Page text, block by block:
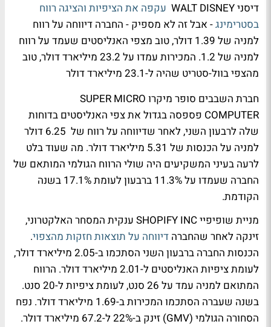
דיסני WALT DISNEY
עקפה את הציפיות והציגה רווח
בסטרימינג- אבל זה לא מספיק - החברה דיווחה על רווח
למניה של 1.39 דולר, טוב מצפי האנליסטים שעמד על רווח
למניה של 1.2. המכירות עמדו על 23.2 מיליארד דולר, טוב
מהצפי בוול-סטריט שהיה ל-23.1 מיליארד דולר
חברת השבבים סופר מיקרו SUPER MICRO
COMPUTER פספסה בגדול את צפי האנליסטים בדוחות
שלה לרבעון השני, לאחר שדיווחה על רווח של 6.25 דולר
למניה על הכנסות של 5.31 מיליארד דולר. מה שעוד בלט
לרעה בעיני המשקיעים היה שולי הרווח הגולמי המותאם של
החברה שעמדו על 11.3% ברבעון לעומת 17.1% בשנה
הקודמת.
מניית שופיפיי SHOPIFY INC ענקית המסחר האלקטרוני,
זינקה לאחר שהחברה דיווחה על תוצאות חזקות מהצפוי.
הכנסות החברה ברבעון השני הסתכמו ב-2.05 מיליארד דולר,
לעומת ציפיות האנליסטים ל-2.01 מיליארד דולר. הרווח
המתואם למניה עמד על 26 סנט, לעומת ציפיות ל-20 סנט.
בשנה שעברה הסתכמו המכירות ב-1.69 מיליארד דולר. נפח
הסחורה הגולמי (GMV) זינק ב-22% ל-67.2 מיליארד דולר.